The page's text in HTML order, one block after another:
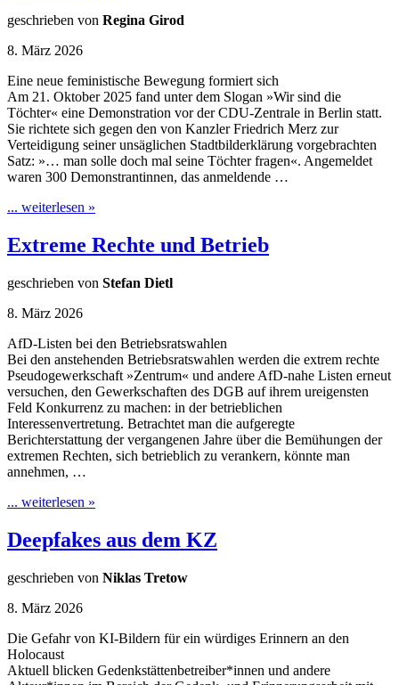
geschrieben von Regina Girod
8. März 2026
Eine neue feministische Bewegung formiert sich
Am 21. Oktober 2025 fand unter dem Slogan »Wir sind die
Töchter« eine Demonstration vor der CDU-Zentrale in Berlin statt.
Sie richtete sich gegen den von Kanzler Friedrich Merz zur
Verteidigung seiner unsäglichen Stadtbilderklärung vorgebrachten
Satz: »… man solle doch mal seine Töchter fragen«. Angemeldet
waren 300 Demonstrantinnen, das anmeldende …
... weiterlesen »
Extreme Rechte und Betrieb
geschrieben von Stefan Dietl
8. März 2026
AfD-Listen bei den Betriebsratswahlen
Bei den anstehenden Betriebsratswahlen werden die extrem rechte
Pseudogewerkschaft »Zentrum« und andere AfD-nahe Listen erneut
versuchen, den Gewerkschaften des DGB auf ihrem ureigensten
Feld Konkurrenz zu machen: in der betrieblichen
Interessenvertretung. Betrachtet man die aufgeregte
Berichterstattung der vergangenen Jahre über die Bemühungen der
extremen Rechten, sich betrieblich zu verankern, könnte man
annehmen, …
... weiterlesen »
Deepfakes aus dem KZ
geschrieben von Niklas Tretow
8. März 2026
Die Gefahr von KI-Bildern für ein würdiges Erinnern an den
Holocaust
Aktuell blicken Gedenkstättenbetreiber*innen und andere